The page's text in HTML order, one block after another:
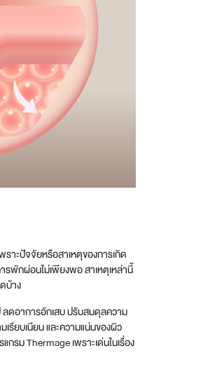
ะปัจจัยหรือสาเหตุของการเกิด
รพักผ่อนไม่เพียงพอ สาเหตุเหล่านี้
บ้าง
ลดอาการอักเสบ ปรับสมดุลความ
รียบเนียน และความแน่นของผิว
กรม Thermage เพราะเด่นในเรื่อง